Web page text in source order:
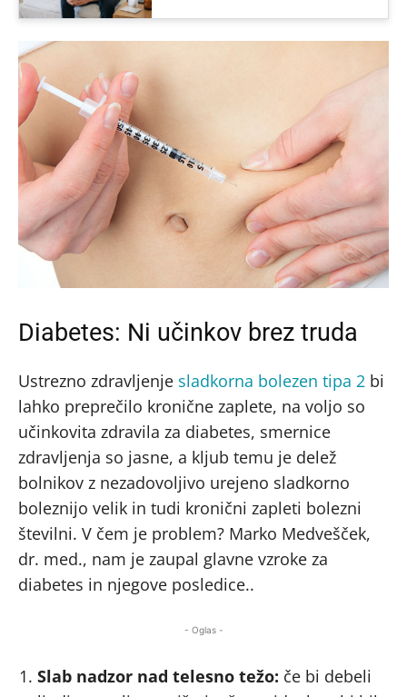
Diabetes: Ni učinkov brez truda
Ustrezno zdravljenje sladkorna bolezen tipa 2 bi
lahko preprečilo kronične zaplete, na voljo so
učinkovita zdravila za diabetes, smernice
zdravljenja so jasne, a kljub temu je delež
bolnikov z nezadovoljivo urejeno sladkorno
boleznijo velik in tudi kronični zapleti bolezni
številni. V čem je problem? Marko Medvešček,
dr. med., nam je zaupal glavne vzroke za
diabetes in njegove posledice..
- Oglas -
Slab nadzor nad telesno težo: če bi debeli